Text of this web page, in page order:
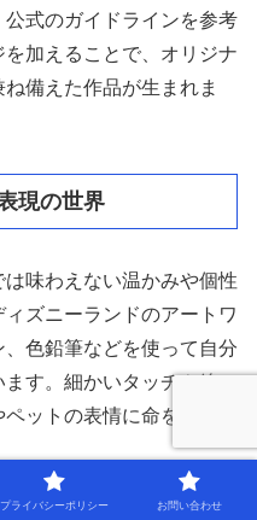
式のガイドラインを参考
加えることで、オリジナ
備えた作品が生まれま
現の世界
味わえない温かみや個性
ズニーランドのアートワ
色鉛筆などを使って自分
す。細かいタッチや線の
ットの表情に命を吹き込
プライバシーポリシー お問い合わせ